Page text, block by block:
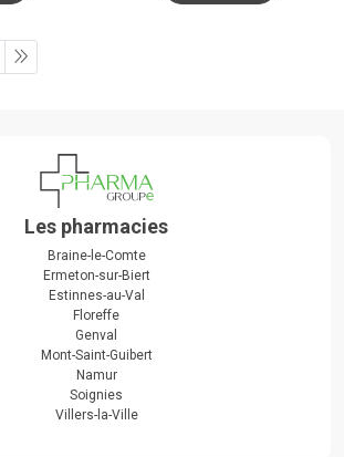
Les pharmacies
Braine-le-Comte
Ermeton-sur-Biert
Estinnes-au-Val
Floreffe
Genval
Mont-Saint-Guibert
Namur
Soignies
Villers-la-Ville